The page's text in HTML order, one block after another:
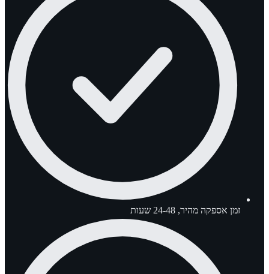
זמן אספקה מהיר, 24-48 שעות